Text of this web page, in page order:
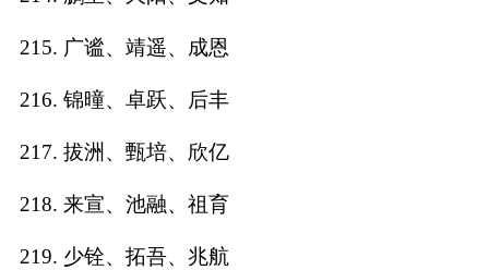
215. 广谧、靖遥、成恩
216. 锦曈、卓跃、后丰
217. 拔洲、甄培、欣亿
218. 来宣、池融、祖育
219. 少铨、拓吾、兆航